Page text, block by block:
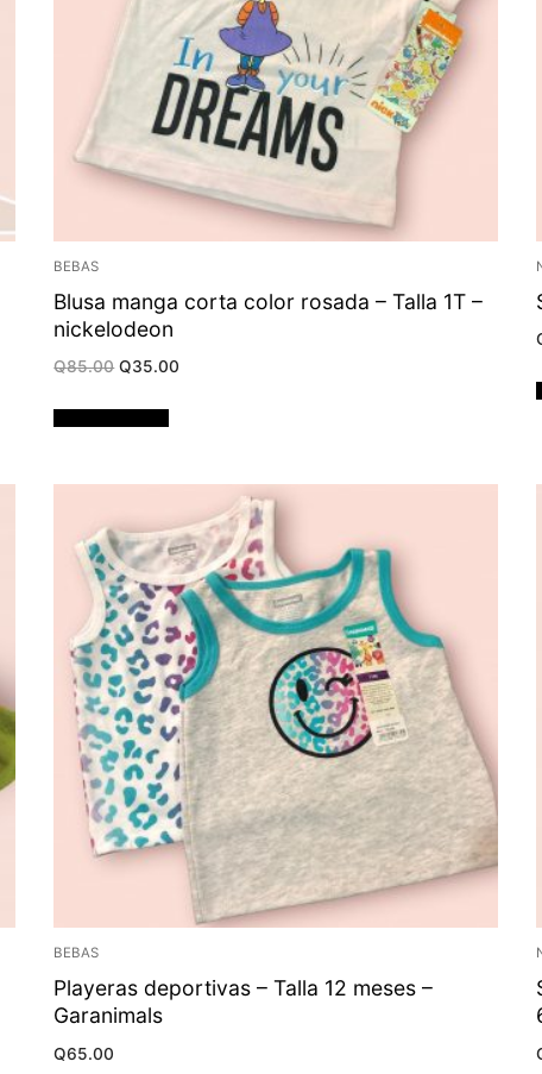
BEBAS
Blusa manga corta color rosada – Talla 1T –
nickelodeon
Q85.00 Original
Q85.00.
Q35.00
BEBAS
Playeras deportivas – Talla 12 meses –
Garanimals
Q65.00